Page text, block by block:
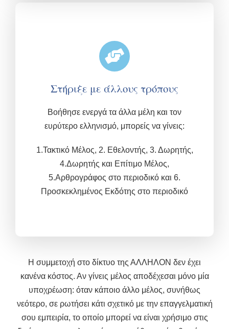
Στήριξε με άλλους τρόπους
Βοήθησε ενεργά τα άλλα μέλη και τον
ευρύτερο ελληνισμό, μπορείς να γίνεις:
1.Τακτικό Μέλος, 2. Εθελοντής, 3. Δωρητής,
4.Δωρητής και Επίτιμο Μέλος,
5.Αρθρογράφος στο περιοδικό και 6.
Προσκεκλημένος Εκδότης στο περιοδικό
Η συμμετοχή στο δίκτυο της ΑΛΛΗΛΟΝ δεν έχει
κανένα κόστος. Αν γίνεις μέλος αποδέχεσαι μόνο μία
υποχρέωση: όταν κάποιο άλλο μέλος, συνήθως
νεότερο, σε ρωτήσει κάτι σχετικό με την επαγγελματική
σου εμπειρία, το οποίο μπορεί να είναι χρήσιμο στις